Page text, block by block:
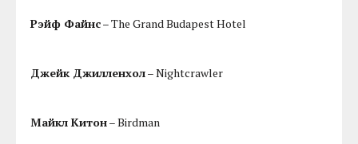
Рэйф Файнс– The Grand Budapest Hotel
Джейк Джилленхол– Nightcrawler
Майкл Китон– Birdman